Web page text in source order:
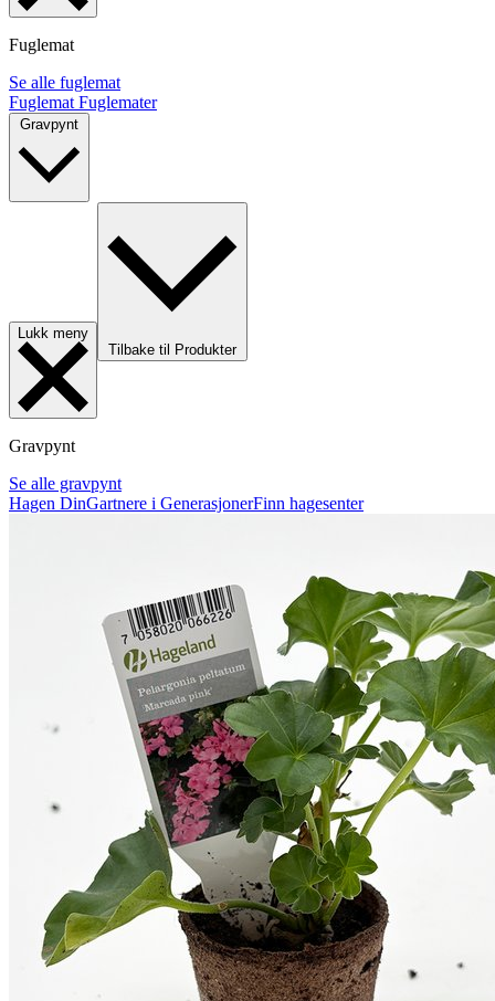
Fuglemat
Se alle fuglemat
Fuglemat Fuglemater
Lukk meny
Tilbake til Produkter
Gravpynt
Se alle gravpynt
Hagen DinGartnere i GenerasjonerFinn hagesenter